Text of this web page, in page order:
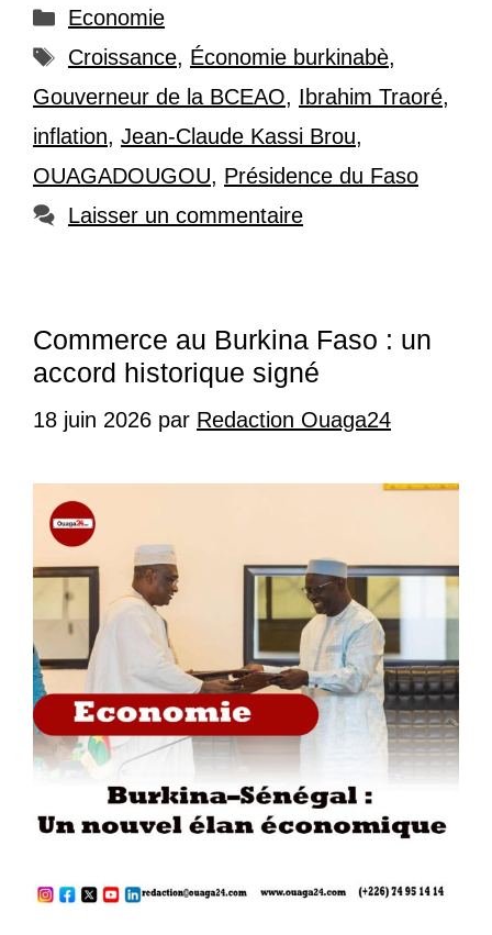
Catégories
Economie
Étiquettes
Croissance, Économie burkinabè,
Gouverneur de la BCEAO, Ibrahim Traoré,
inflation, Jean-Claude Kassi Brou,
OUAGADOUGOU, Présidence du Faso
Laisser un commentaire
Commerce au Burkina Faso : un
accord historique signé
18 juin 2026 par Redaction Ouaga24